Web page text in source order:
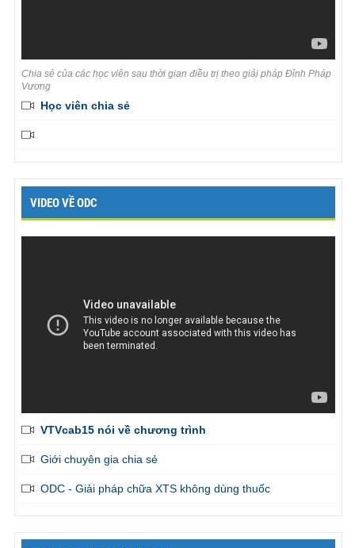
Chia sẻ của các học viên sau thời gian điều trị theo giải pháp Đỉnh Pháp
Vương
Học viên chia sẻ
VIDEO VỀ ODC
VTVcab15 nói về chương trình
Giới chuyên gia chia sẻ
ODC - Giải pháp chữa XTS không dùng thuốc